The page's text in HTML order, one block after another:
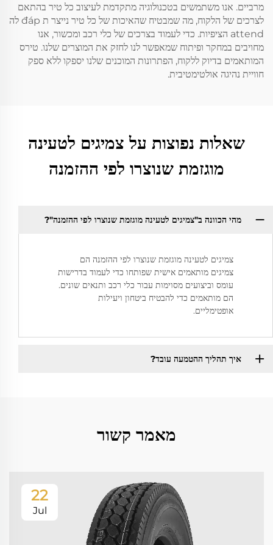
מרביים. אנו משתמשים בטכנולוגיה מתקדמת לעיצוב כל טיר בהתאם
לצרכים של הלקוח, מה שמבטיח שהאיכות של כל טיר נייצר ת đáp לה
attend הציפיות. כדי לעמוד בצרכים של כלי רכב ומכשור, אנו
מחויבים במחקר ופיתוח שמאפשר לנו לחזק את המוצרים שלנו. טירס
המותאמים בדיוק ללקוח, הפתרונות המוכנים שלנו יספקו ללא ספק
חוויית נהיגה אולטימטיבית.
שאלות נפוצות על צמיגים לטעינה
מוגזמת שנוצרו לפי ההזמנה
מהי הכוונה ב"צמיגים לטעינה מוגזמת שנוצרו לפי ההזמנה"?
צמיגים לטעינה מוגזמת שנוצרו לפי ההזמנה הם
צמיגים מותאמים אישית שפותחו כדי לעמוד בדרישות
עומס וביצועים מסוימות עבור כלי רכב ותנאים שונים.
הם מותאמים כדי להבטיח ביטחון ויעילות
אופטימליים.
איך תהליך ההטמעה עובד?
מאמר קשור
22
Jul